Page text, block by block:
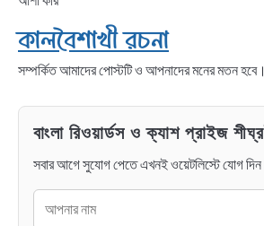
কালবৈশাখী রচনা
সম্পর্কিত আমাদের পোস্টটি ও আপনাদের মনের মতন হবে।
বাংলা রিওয়ার্ডস ও ক্যাশ প্রাইজ
সবার আগে সুযোগ পেতে এখনই ওয়েটলিস্টে যোগ